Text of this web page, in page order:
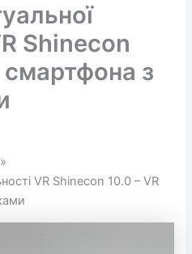
Shinecon
смартфона з
VR Shinecon 10.0 – VR